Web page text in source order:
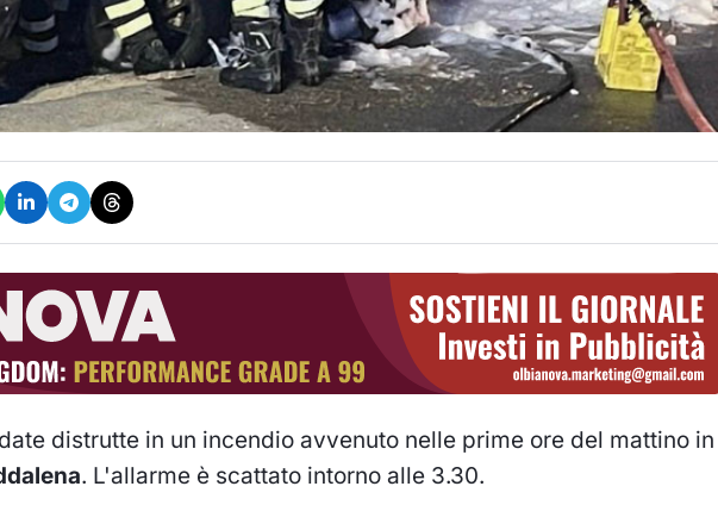
distrutte in un incendio avvenuto nelle prime ore del mattino in
. L'allarme è scattato intorno alle 3.30.